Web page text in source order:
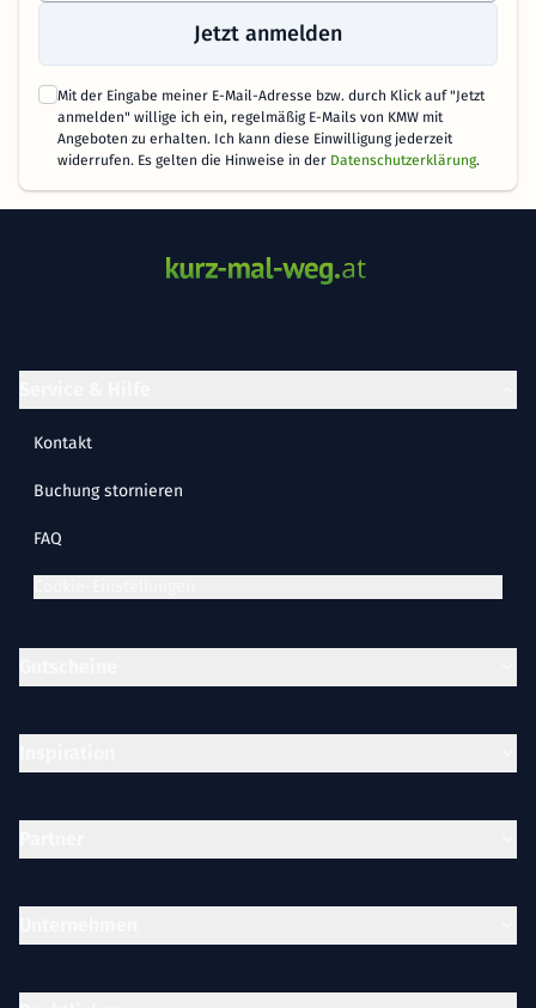
Jetzt anmelden
Mit der Eingabe meiner E-Mail-Adresse bzw. durch Klick auf "Jetzt
anmelden" willige ich ein, regelmäßig E-Mails von KMW mit
Angeboten zu erhalten. Ich kann diese Einwilligung jederzeit
widerrufen. Es gelten die Hinweise in der Datenschutzerklärung.
Kontakt
Buchung stornieren
FAQ